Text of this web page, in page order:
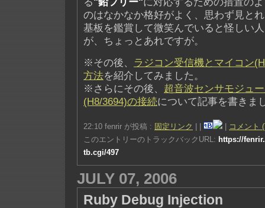
のはなかなか格好がよく、思わず見と
基板を鑑賞して微笑んでいると怪しい
が、ちょっとあれですが。
※その後、 ラジコン受信機とマイコン
方法を紹介してみました。
※さらにその後、 超音波センサモジュ
(H8/3694)の接続について記事を書きま
22:10 fenrir が投稿 : 固定リンク
コメント
このエントリーのトラックバックURL: https://
tb.cgi/497
JULY 07, 2006
Ruby Debug Injection